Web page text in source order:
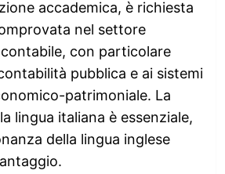
accademica, è richiesta
nel settore
con particolare
pubblica e ai sistemi
patrimoniale. La
lingua italiana è essenziale,
della lingua inglese